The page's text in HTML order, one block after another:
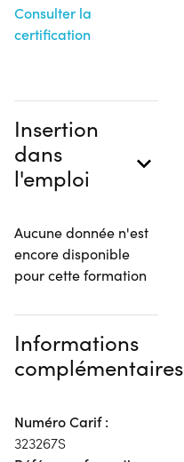
Consulter la
certification
Insertion
dans
l'emploi
Aucune donnée n'est
encore disponible
pour cette formation
Informations
complémentaires
Numéro Carif :
323267S